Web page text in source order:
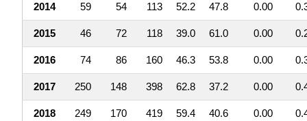
2014 59 54 113 52.2 47.8 0.00
2015 46 72 118 39.0 61.0 0.00
2016 74 86 160 46.3 53.8 0.00
2017 250 148 398 62.8 37.2 0.00
2018 249 170 419 59.4 40.6 0.00